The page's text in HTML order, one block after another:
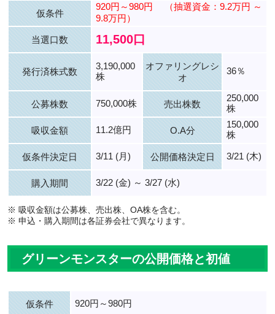
仮条件
920円～980円
（抽選資金：9.2万円 ～
9.8万円）
当選口数 11,500口
発行済株式数
3,190,000
株
オファリングレシ
オ
36％
公募株数 750,000株 売出株数
250,000
株
吸収金額 11.2億円 O.A分
150,000
株
仮条件決定日 3/11 (月) 公開価格決定日 3/21 (木)
購入期間 3/22 (金) ～ 3/27 (水)
※ 吸収金額は公募株、売出株、OA株を含む。
※ 申込・購入期間は各証券会社で異なります。
グリーンモンスターの公開価格と初値
仮条件 920円～980円